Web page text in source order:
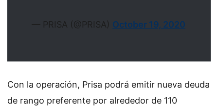
— PRISA (@PRISA) October 19, 2020
Con la operación, Prisa podrá emitir nueva deuda
de rango preferente por alrededor de 110